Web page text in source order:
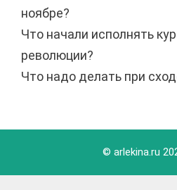
ноябре?
Что начали исполнять
революции?
Что надо делать при
© arlekina.ru